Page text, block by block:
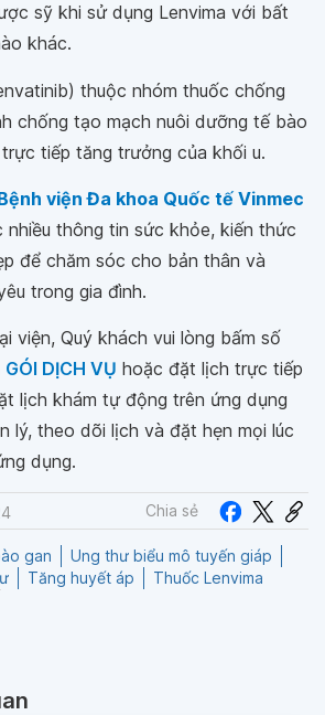
sỹ khi sử dụng Lenvima với bất
khác.
thuộc nhóm thuốc chống
chống tạo mạch nuôi dưỡng tế bào
tiếp tăng trưởng của khối u.
viện Đa khoa Quốc tế Vinmec
nhiều thông tin sức khỏe, kiến thức
để chăm sóc cho bản thân và
trong gia đình.
viện, Quý khách vui lòng bấm số
GÓI DỊCH VỤ hoặc đặt lịch trực tiếp
lịch khám tự động trên ứng dụng
lý, theo dõi lịch và đặt hẹn mọi lúc
dụng.
Chia sẻ
gan
Ung thư biểu mô tuyến giáp
Tăng huyết áp Thuốc Lenvima